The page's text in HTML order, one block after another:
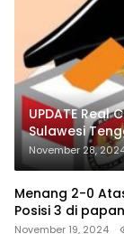
UPDATE
Sulawesi
November 28,
Menang 2-0
Posisi 3 di
November 19, 2024